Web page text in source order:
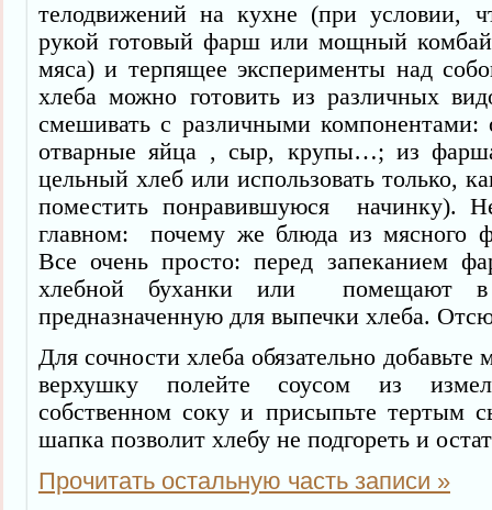
телодвижений на кухне (при условии,
рукой готовый фарш или мощный
мяса) и терпящее эксперименты над
хлеба можно готовить из различных
смешивать с различными компонентами:
отварные яйца , сыр, крупы…; из
цельный хлеб или использовать только,
поместить понравившуюся начинку).
главном: почему же блюда из мясного
Все очень просто: перед запеканием
хлебной буханки или помещают в
предназначенную для выпечки хлеба.
Для сочности хлеба обязательно добавьте
верхушку полейте соусом из
собственном соку и присыпьте тертым
шапка позволит хлебу не подгореть и
Прочитать остальную часть записи »